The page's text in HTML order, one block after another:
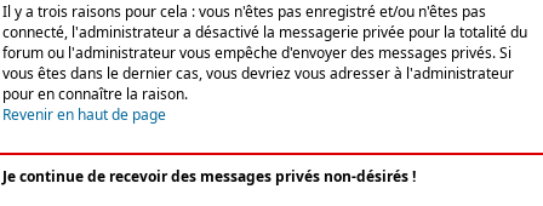
Il y a trois raisons pour cela : vous n'êtes pas enregistré et/ou n'êtes pas
connecté, l'administrateur a désactivé la messagerie privée pour la totalité du
forum ou l'administrateur vous empêche d'envoyer des messages privés. Si
vous êtes dans le dernier cas, vous devriez vous adresser à l'administrateur
pour en connaître la raison.
Revenir en haut de page
Je continue de recevoir des messages privés non-désirés !